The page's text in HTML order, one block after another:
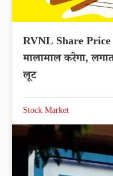
RVNL Share
मालामाल करेगा,
लूट
Stock Market